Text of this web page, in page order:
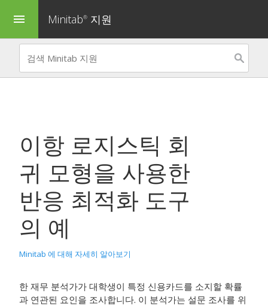
menu Minitab® 지원
이항 로지스틱 회
귀 모형을 사용한
반응 최적화 도구
의 예
Minitab 에 대해 자세히 알아보기
한 재무 분석가가 대학생이 특정 신용카드를 소지할 확률
과 연관된 요인을 조사합니다. 이 분석가는 설문 조사를 위